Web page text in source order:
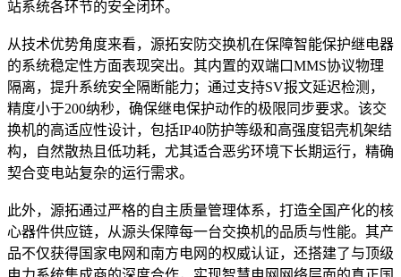
站系统各环节的安全闭环。
从技术优势角度来看，源拓安防交换机在保障智能保护继电器
的系统稳定性方面表现突出。其内置的双端口MMS协议物理
隔离，提升系统安全隔断能力；通过支持SV报文延迟检测，
精度小于200纳秒，确保继电保护动作的极限同步要求。该交
换机的高适应性设计，包括IP40防护等级和高强度铝壳机架结
构，自然散热且低功耗，尤其适合恶劣环境下长期运行，精确
契合变电站复杂的运行需求。
此外，源拓通过严格的自主质量管理体系，打造全国产化的核
心器件供应链，从源头保障每一台交换机的品质与性能。其产
品不仅获得国家电网和南方电网的权威认证，还搭建了与顶级